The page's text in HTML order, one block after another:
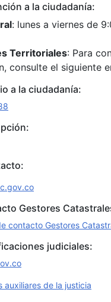
a la ciudadanía:
: lunes a viernes de
Territoriales: Para
consulte el siguiente
a la ciudadanía:
Gestores
contacto Gestores
judiciales:
auxiliares de la justicia